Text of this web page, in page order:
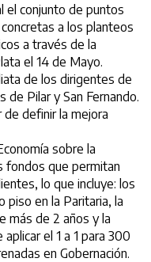
el conjunto de puntos
a los planteos
a través de la
el 14 de Mayo.
de los dirigentes de
de Pilar y San Fernando.
definir la mejora
sobre la
fondos que permitan
lo que incluye: los
piso en la Paritaria, la
más de 2 años y la
el 1 a 1 para 300
en Gobernación.